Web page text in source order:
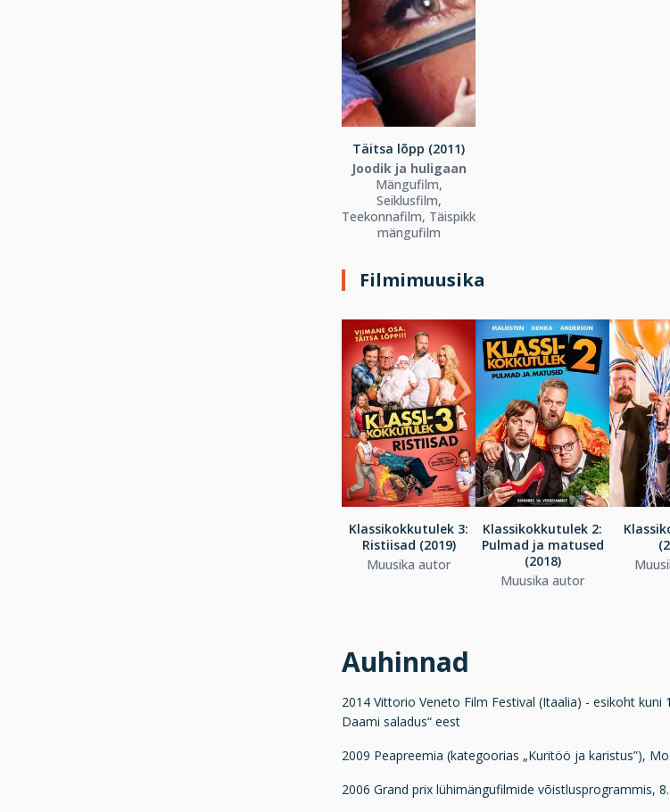
Täitsa lõpp (2011)
Joodik ja huligaan
Mängufilm,
Seiklusfilm,
Teekonnafilm, Täispikk
mängufilm
Filmimuusika
Klassikokkutulek 3:
Ristiisad (2019)
Muusika autor
Klassikokkutulek 2:
Pulmad ja matused
(2018)
Muusika autor
Auhinnad
2014 Vittorio Veneto Film Festival (Itaalia) - esikoht
Daami saladus“ eest
2009 Peapreemia (kategoorias „Kuritöö ja karistus”),
2006 Grand prix lühimängufilmide võistlusprogrammis,